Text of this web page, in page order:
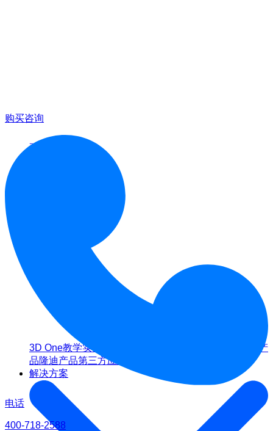
更多
3D One教学实训软件
博超产
品隆迪产品第三方应用
解决方案
购买咨询
电话
400-718-2588